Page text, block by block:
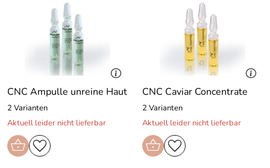
CNC Ampulle unreine Haut
2 Varianten
Aktuell leider nicht lieferbar
CNC Caviar Concentrate
2 Varianten
Aktuell leider nicht lieferbar